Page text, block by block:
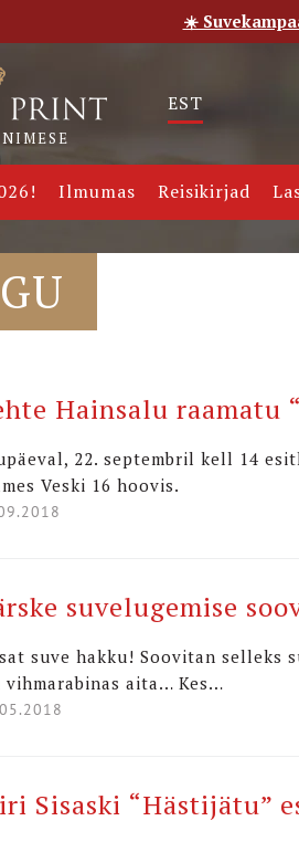
Meie saade
EST
Ilmumas Reisikirjad
Hainsalu raamatu
22. septembril kell 14
Veski 16 hoovis.
suvelugemise
suve hakku! Soovitan selleks
vihmarabinas aita… Kes…
Sisaski “Hästijätu”
☀️